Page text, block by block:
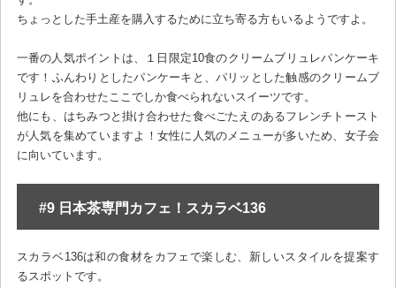
ちょっとした手土産を購入するために立ち寄る方もいるようですよ。
一番の人気ポイントは、１日限定10食のクリームブリュレパンケーキ
です！ふんわりとしたパンケーキと、パリッとした触感のクリームブ
リュレを合わせたここでしか食べられないスイーツです。
他にも、はちみつと掛け合わせた食べごたえのあるフレンチトースト
が人気を集めていますよ！女性に人気のメニューが多いため、女子会
に向いています。
#9 日本茶専門カフェ！スカラベ136
スカラベ136は和の食材をカフェで楽しむ、新しいスタイルを提案す
るスポットです。